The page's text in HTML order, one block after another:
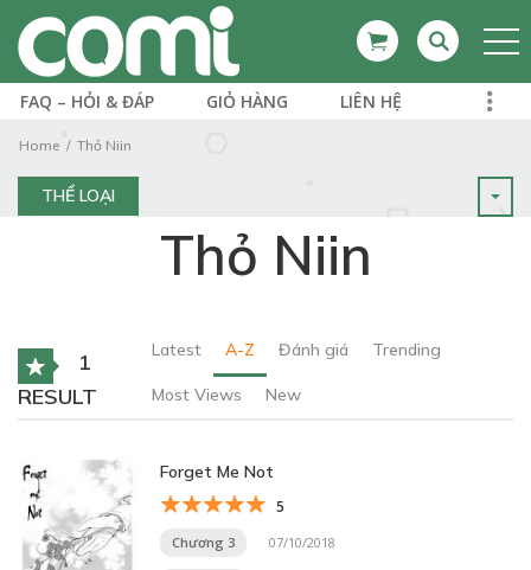
FAQ – HỎI & ĐÁP GIỎ HÀNG LIÊN HỆ
Home Thỏ Niin
THỂ LOẠI
Thỏ Niin
1
RESULT
Latest A-Z Đánh giá Trending
Most Views New
Forget Me Not
5
Chương 3 07/10/2018